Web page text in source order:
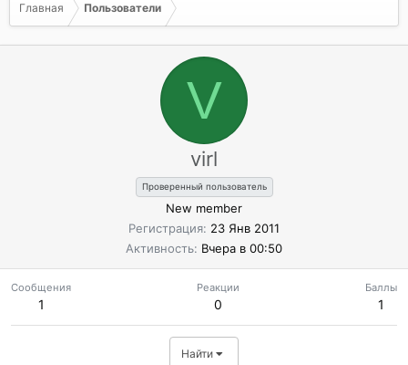
Главная Пользователи
V
virl
Проверенный пользователь
New member
Регистрация 23 Янв 2011
Активность Вчера в 00:50
Сообщения
1
Реакции
0
Баллы
1
Найти